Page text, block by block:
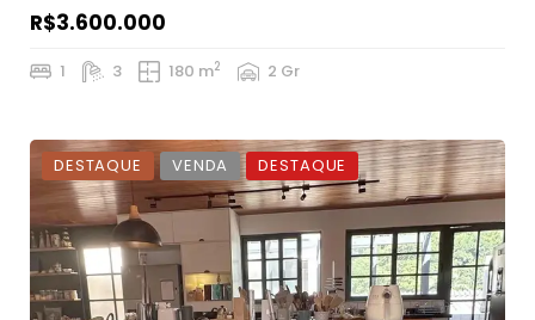
R$3.600.000
1 3 180 m2 2 Gr
DESTAQUE VENDA DESTAQUE